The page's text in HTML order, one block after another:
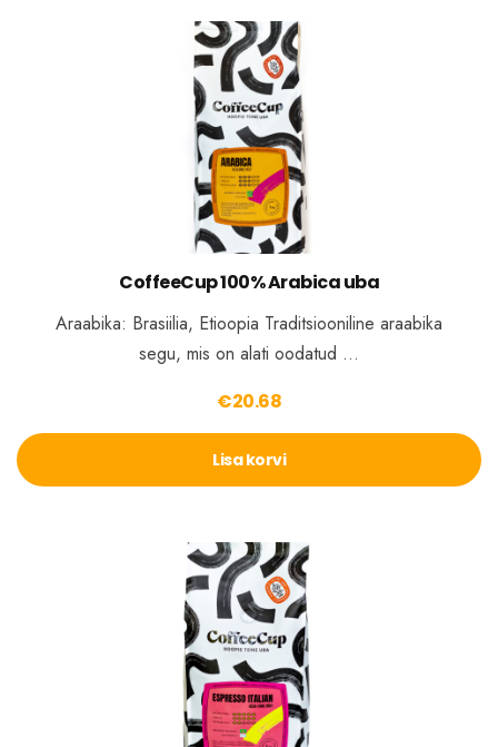
CoffeeCup 100% Arabica uba
Araabika: Brasiilia, Etioopia Traditsiooniline araabika
segu, mis on alati oodatud …
€20.68
Lisa korvi